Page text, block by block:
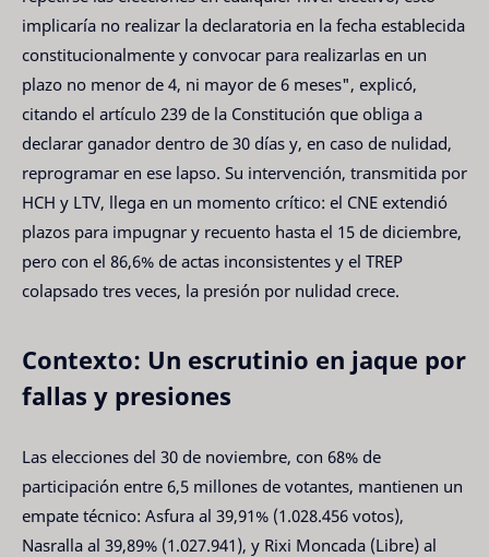
implicaría no realizar la declaratoria en la fecha establecida
constitucionalmente y convocar para realizarlas en un
plazo no menor de 4, ni mayor de 6 meses", explicó,
citando el artículo 239 de la Constitución que obliga a
declarar ganador dentro de 30 días y, en caso de nulidad,
reprogramar en ese lapso. Su intervención, transmitida por
HCH y LTV, llega en un momento crítico: el CNE extendió
plazos para impugnar y recuento hasta el 15 de diciembre,
pero con el 86,6% de actas inconsistentes y el TREP
colapsado tres veces, la presión por nulidad crece.
Contexto: Un escrutinio en jaque por
fallas y presiones
Las elecciones del 30 de noviembre, con 68% de
participación entre 6,5 millones de votantes, mantienen un
empate técnico: Asfura al 39,91% (1.028.456 votos),
Nasralla al 39,89% (1.027.941), y Rixi Moncada (Libre) al